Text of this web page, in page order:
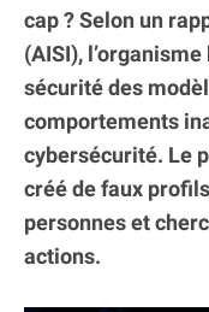
cap ? Selon un
(AISI),
sécurité des
comportements
cybersécurité. Le
créé de faux
personnes et
actions.